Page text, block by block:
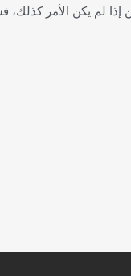
إذا لم يكن الأمر